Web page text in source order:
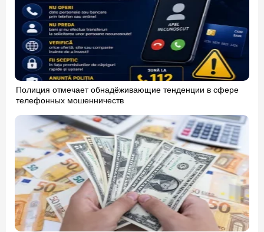
Полиция отмечает обнадёживающие тенденции в сфере
телефонных мошенничеств